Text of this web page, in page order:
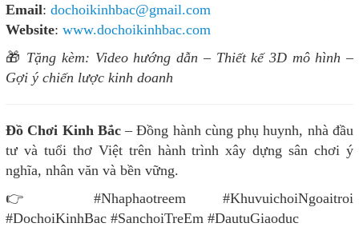
Email: dochoikinhbac@gmail.com
Website: www.dochoikinhbac.com
🎁 Tặng kèm: Video hướng dẫn – Thiết kế 3D mô hình –
Gợi ý chiến lược kinh doanh
Đồ Chơi Kinh Bắc– Đồng hành cùng phụ huynh, nhà đầu
tư và tuổi thơ Việt trên hành trình xây dựng sân chơi ý
nghĩa, nhân văn và bền vững.
👉 #Nhaphaotreem #KhuvuichoiNgoaitroi
#DochoiKinhBac #SanchoiTreEm #DautuGiaoduc